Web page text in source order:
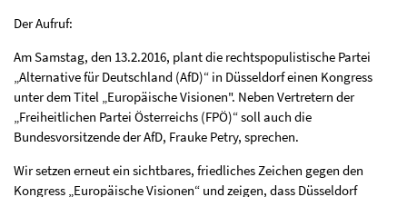
Der Aufruf:
Am Samstag, den 13.2.2016, plant die rechtspopulistische Partei
„Alternative für Deutschland (AfD)“ in Düsseldorf einen Kongress
unter dem Titel „Europäische Visionen". Neben Vertretern der
„Freiheitlichen Partei Österreichs (FPÖ)“ soll auch die
Bundesvorsitzende der AfD, Frauke Petry, sprechen.
Wir setzen erneut ein sichtbares, friedliches Zeichen gegen den
Kongress „Europäische Visionen“ und zeigen, dass Düsseldorf